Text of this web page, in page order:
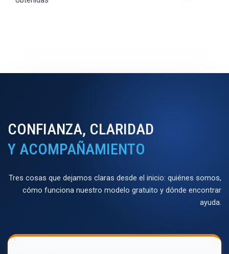
CONFIANZA, CLARIDAD
Y ACOMPAÑAMIENTO
Tres cosas que dejamos claras desde el inicio: quiénes somos,
cómo funciona nuestro modelo gratuito y dónde encontrar
ayuda.